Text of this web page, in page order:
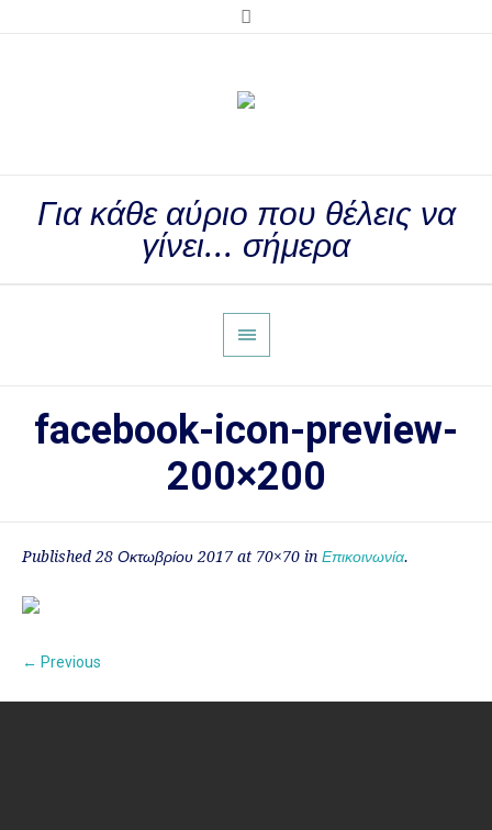
Για κάθε αύριο που θέλεις να
γίνει... σήμερα
facebook-icon-preview-
200×200
Published 28 Οκτωβρίου 2017 at 70×70 in Επικοινωνία.
← Previous